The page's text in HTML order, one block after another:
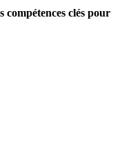
compétences clés pour